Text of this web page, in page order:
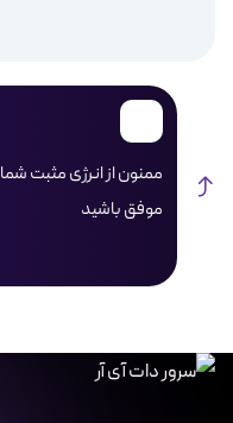
ممنون از انرژی مثبت شما
موفق باشید